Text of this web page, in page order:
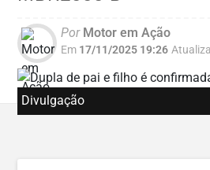
PorMotor em Ação
Em 17/11/2025 19:26
Divulgação